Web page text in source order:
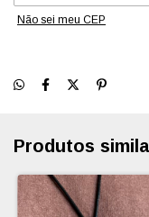
Não sei meu CEP
Produtos